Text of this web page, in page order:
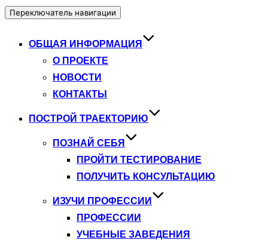
Переключатель навигации
ОБЩАЯ ИНФОРМАЦИЯ
О ПРОЕКТЕ
НОВОСТИ
КОНТАКТЫ
ПОСТРОЙ ТРАЕКТОРИЮ
ПОЗНАЙ СЕБЯ
ПРОЙТИ ТЕСТИРОВАНИЕ
ПОЛУЧИТЬ КОНСУЛЬТАЦИЮ
ИЗУЧИ ПРОФЕССИИ
ПРОФЕССИИ
УЧЕБНЫЕ ЗАВЕДЕНИЯ